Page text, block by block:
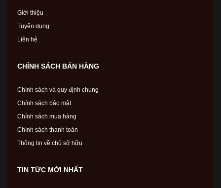
Giới thiệu
Tuyển dụng
Liên hệ
CHÍNH SÁCH BÁN HÀNG
Chính sách và quy định chung
Chính sách bảo mật
Chính sách mua hàng
Chính sách thanh toán
Thông tin về chủ sở hữu
TIN TỨC MỚI NHẤT